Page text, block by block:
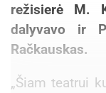
režisierė M.
dalyvavo ir
Račkauskas.
„Šiam teatrui